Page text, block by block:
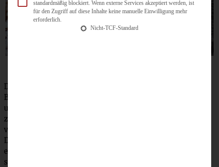
Den Backofen auf 140 °C (Umluft 120 °C) vorheizen. Die
Butter schmelzen, die Kekse in einen Gefrierbeutel geben
und mit der Teigrolle zerkleinern, bis sie ganz fein
zerbröselt sind. Nun die Butter und die Keksbrösel
vermischen und auf den Boden der Förmchen verteilen.
Die Schokolade in Stücke brechen, die Sahne leicht
erhitzen und die Schokolade darin bei ganz kleiner Hitze
schmelzen. vom Herd ziehen. Den Frischkäse mit Zucker,
standardmäßig blockiert. Wenn externe Services akzeptiert werden, ist
für den Zugriff auf diese Inhalte keine manuelle Einwilligung mehr
erforderlich.
Nicht-TCF-Standard